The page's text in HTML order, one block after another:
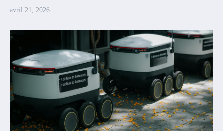
avril 21, 2026